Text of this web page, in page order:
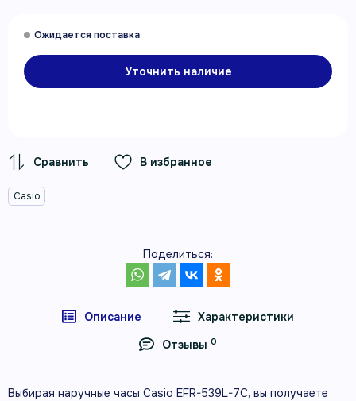
Уточнить наличие
В избранное
Casio
Поделиться:
Описание
Характеристики
Отзывы 0
Выбирая наручные часы Casio EFR-539L-7C, вы получаете